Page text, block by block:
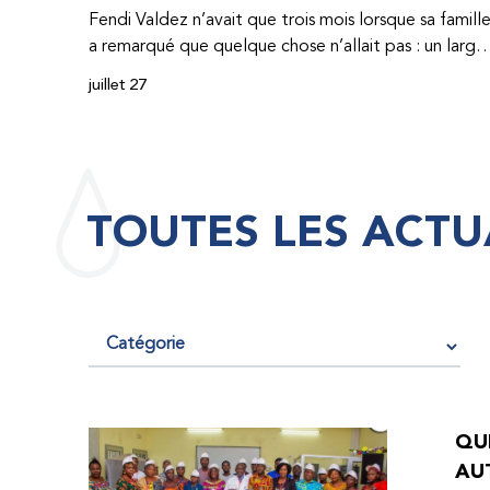
Fendi Valdez n’avait que trois mois lorsque sa famille
a remarqué que quelque chose n’allait pas : un large
hématome était apparu sur son corps. À l’époque,
étaient chers et difficiles à se procurer. Afin que son
saignements, manquait l’école, était hospitalisé, et a
fini par développer des problèmes très graves aux
par le Programme d’aide humanitaire de la
Fédération mondiale de l’hémophilie qu’il a
juillet 27
TOUTES LES